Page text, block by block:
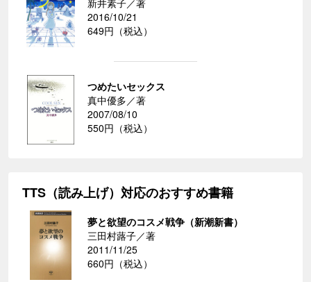
新井素子／著
2016/10/21
649円（税込）
つめたいセックス
真中優多／著
2007/08/10
550円（税込）
TTS（読み上げ）対応のおすすめ書籍
夢と欲望のコスメ戦争（新潮新書）
三田村蕗子／著
2011/11/25
660円（税込）